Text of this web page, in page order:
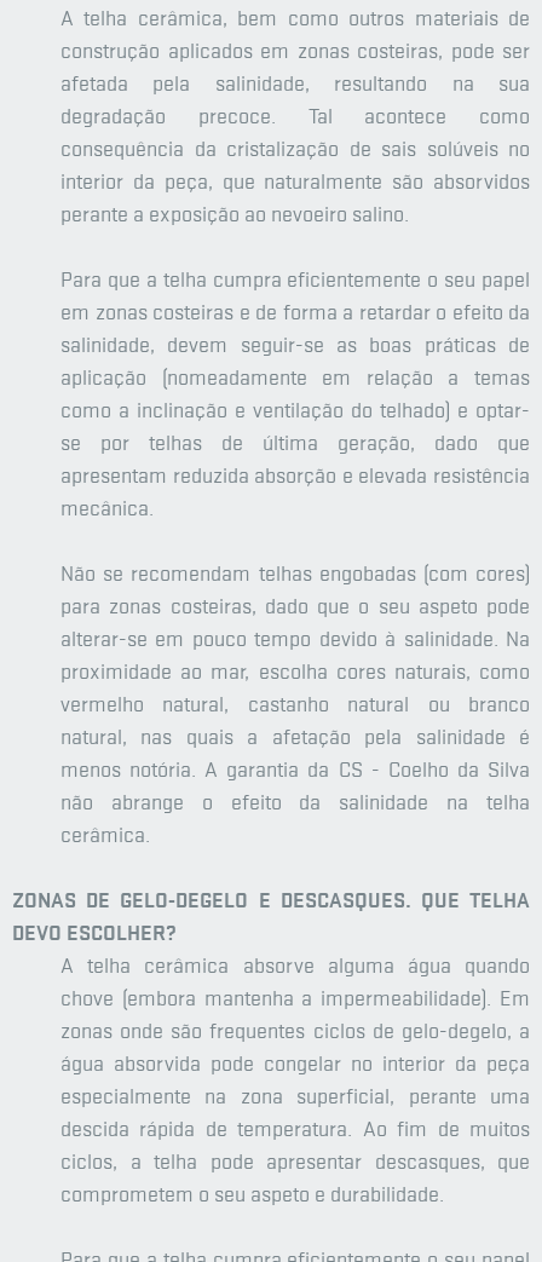
A telha cerâmica, bem como outros materiais de
construção aplicados em zonas costeiras, pode ser
afetada pela salinidade, resultando na sua
degradação precoce. Tal acontece como
consequência da cristalização de sais solúveis no
interior da peça, que naturalmente são absorvidos
perante a exposição ao nevoeiro salino.
Para que a telha cumpra eficientemente o seu papel
em zonas costeiras e de forma a retardar o efeito da
salinidade, devem seguir-se as boas práticas de
aplicação (nomeadamente em relação a temas
como a inclinação e ventilação do telhado) e optar-
se por telhas de última geração, dado que
apresentam reduzida absorção e elevada resistência
mecânica.
Não se recomendam telhas engobadas (com cores)
para zonas costeiras, dado que o seu aspeto pode
alterar-se em pouco tempo devido à salinidade. Na
proximidade ao mar, escolha cores naturais, como
vermelho natural, castanho natural ou branco
natural, nas quais a afetação pela salinidade é
menos notória. A garantia da CS - Coelho da Silva
não abrange o efeito da salinidade na telha
cerâmica.
ZONAS DE GELO-DEGELO E DESCASQUES. QUE TELHA
DEVO ESCOLHER?
A telha cerâmica absorve alguma água quando
chove (embora mantenha a impermeabilidade). Em
zonas onde são frequentes ciclos de gelo-degelo, a
água absorvida pode congelar no interior da peça
especialmente na zona superficial, perante uma
descida rápida de temperatura. Ao fim de muitos
ciclos, a telha pode apresentar descasques, que
comprometem o seu aspeto e durabilidade.